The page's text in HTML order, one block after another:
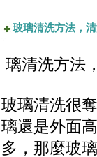
玻璃清洗方法，
璃清洗方法
玻璃清洗很
璃還是外面
多，那麼玻